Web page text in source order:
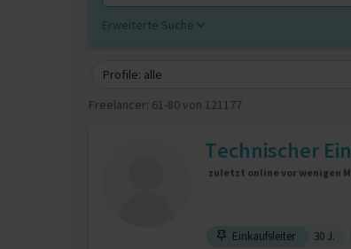
Erweiterte Suche
Profile: alle
Freelancer: 61-80 von 121177
Technischer
zuletzt online vor wenigen
Einkaufsleiter 30 J.